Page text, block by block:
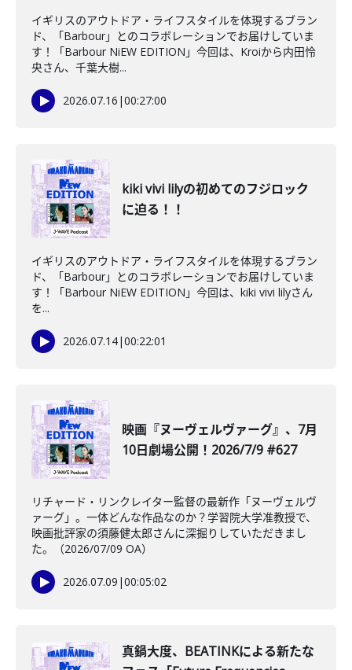
イギリスのアウトドア・ライフスタイルを体現するブラン
ド、「Barbour」とのコラボレーションでお届けしていま
す！「Barbour NiEW EDITION」今回は、Kroiから内田怜
央さん、千葉大樹...
2026.07.16 |00:27:00
kiki vivi lilyの初めてのフジロック
に迫る！！
イギリスのアウトドア・ライフスタイルを体現するブラン
ド、「Barbour」とのコラボレーションでお届けしていま
す！「Barbour NiEW EDITION」今回は、kiki vivi lilyさん
を...
2026.07.14|00:22:01
映画『ヌーヴェルヴァーグ』、7月
10日劇場公開！2026/7/9 #627
リチャード・リンクレイター監督の最新作「ヌーヴェルヴ
ァーグ」。一体どんな作品なのか？学習院大学准教授で、
映画批評家の須藤健太郎さんに深掘りしていただきまし
た。（2026/07/09 OA）
2026.07.09 |00:05:02
真鍋大度、BEATINKによる新たな